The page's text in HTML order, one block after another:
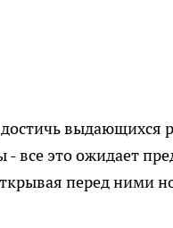
выдающихся
все это ожидает
перед ними